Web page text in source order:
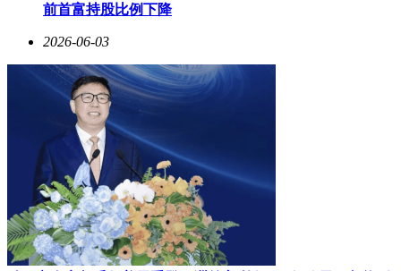
前首富持股比例下降
2026-06-03